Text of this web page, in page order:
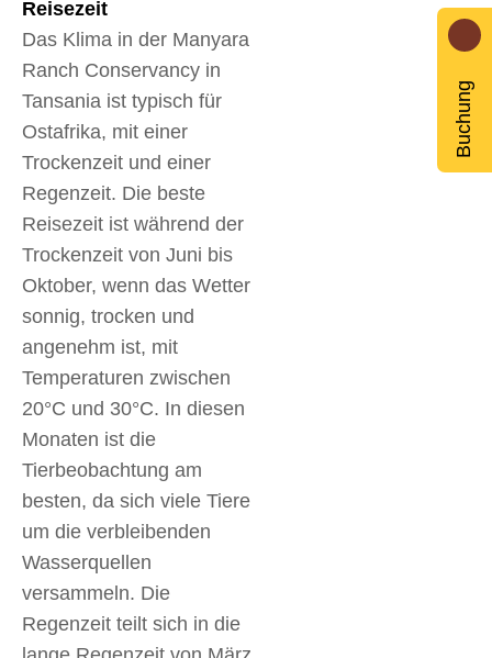
Reisezeit
Das Klima in der Manyara
Ranch Conservancy in
Tansania ist typisch für
Ostafrika, mit einer
Trockenzeit und einer
Regenzeit. Die beste
Reisezeit ist während der
Trockenzeit von Juni bis
Oktober, wenn das Wetter
sonnig, trocken und
angenehm ist, mit
Temperaturen zwischen
20°C und 30°C. In diesen
Monaten ist die
Tierbeobachtung am
besten, da sich viele Tiere
um die verbleibenden
Wasserquellen
versammeln. Die
Regenzeit teilt sich in die
Buchung